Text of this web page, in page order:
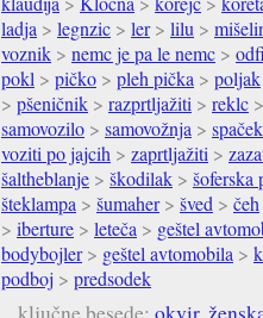
ladja > legnzic > ler> lilu >
voznik > nemc je pa le nemc >
pokl > pičko > pleh pička > poljak
> pšeničnik > razprtljažiti > reklc
samovozilo > samovožnja > spaček
voziti po jajcih > zaprtljažiti >
šaltheblanje > škodilak > šoferska
šteklampa > šumaher> šved > čeh
> iberture > leteča > geštel
bodybojler> geštel avtomobila >
podboj > predsodek